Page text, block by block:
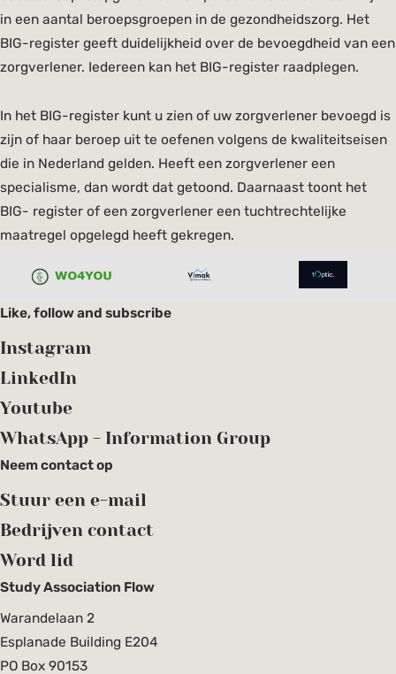
in een aantal beroepsgroepen in de gezondheidszorg. Het
BIG-register geeft duidelijkheid over de bevoegdheid van een
zorgverlener. Iedereen kan het BIG-register raadplegen.
In het BIG-register kunt u zien of uw zorgverlener bevoegd is
zijn of haar beroep uit te oefenen volgens de kwaliteitseisen
die in Nederland gelden. Heeft een zorgverlener een
specialisme, dan wordt dat getoond. Daarnaast toont het
BIG- register of een zorgverlener een tuchtrechtelijke
maatregel opgelegd heeft gekregen.
Study Association Flow
Warandelaan 2
Esplanade Building E204
PO Box 90153
Like, follow and subscribe
Instagram
LinkedIn
Youtube
WhatsApp - Information Group
Neem contact op
Stuur een e-mail
Bedrijven contact
Word lid